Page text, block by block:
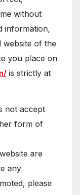
without
information,
website of the
you place on
is strictly at
not accept
form of
are
any
please